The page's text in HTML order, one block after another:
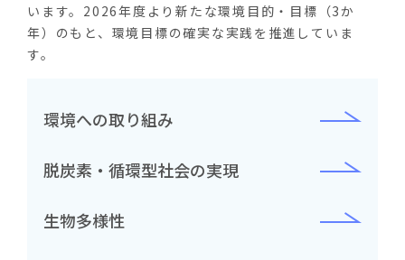
います。2026年度より新たな環境目的・目標（3か
年）のもと、環境目標の確実な実践を推進していま
す。
環境への取り組み
脱炭素・循環型社会の実現
生物多様性